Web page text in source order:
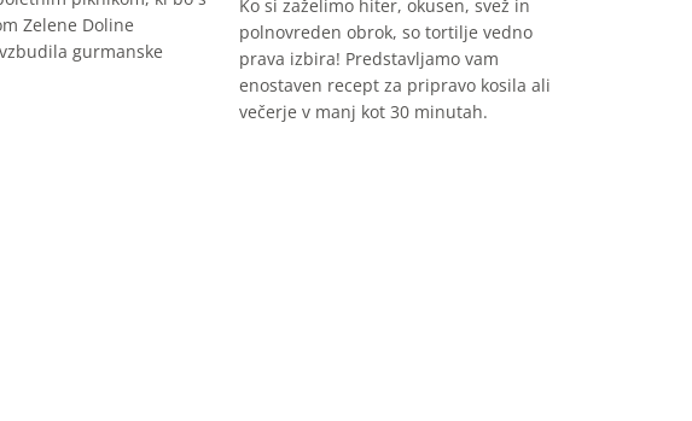
Zelene Doline
gurmanske
Ko si zaželimo hiter, okusen, svež in
polnovreden obrok, so tortilje vedno
prava izbira! Predstavljamo vam
enostaven recept za pripravo kosila ali
večerje v manj kot 30 minutah.